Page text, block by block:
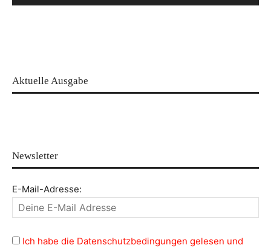
Aktuelle Ausgabe
Newsletter
E-Mail-Adresse:
Ich habe die Datenschutzbedingungen gelesen und